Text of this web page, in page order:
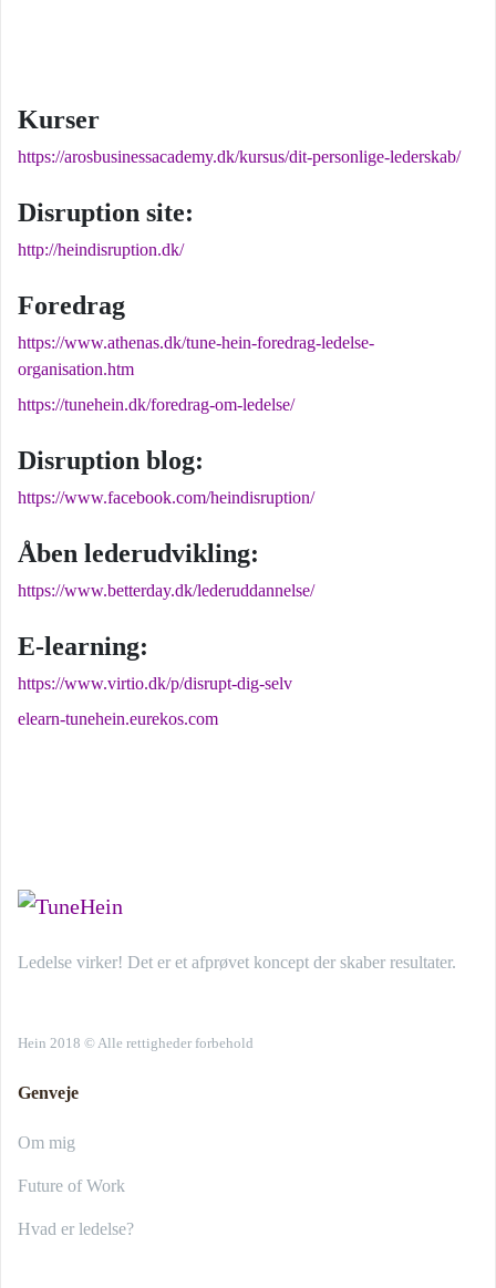
Kurser
https://arosbusinessacademy.dk/kursus/dit-personlige-lederskab/
Disruption site:
http://heindisruption.dk/
Foredrag
https://www.athenas.dk/tune-hein-foredrag-ledelse-
organisation.htm
https://tunehein.dk/foredrag-om-ledelse/
Disruption blog:
https://www.facebook.com/heindisruption/
Åben lederudvikling:
https://www.betterday.dk/lederuddannelse/
E-learning:
https://www.virtio.dk/p/disrupt-dig-selv
elearn-tunehein.eurekos.com
Ledelse virker! Det er et afprøvet koncept der skaber resultater.
Hein 2018 © Alle rettigheder forbehold
Genveje
Om mig
Future of Work
Hvad er ledelse?